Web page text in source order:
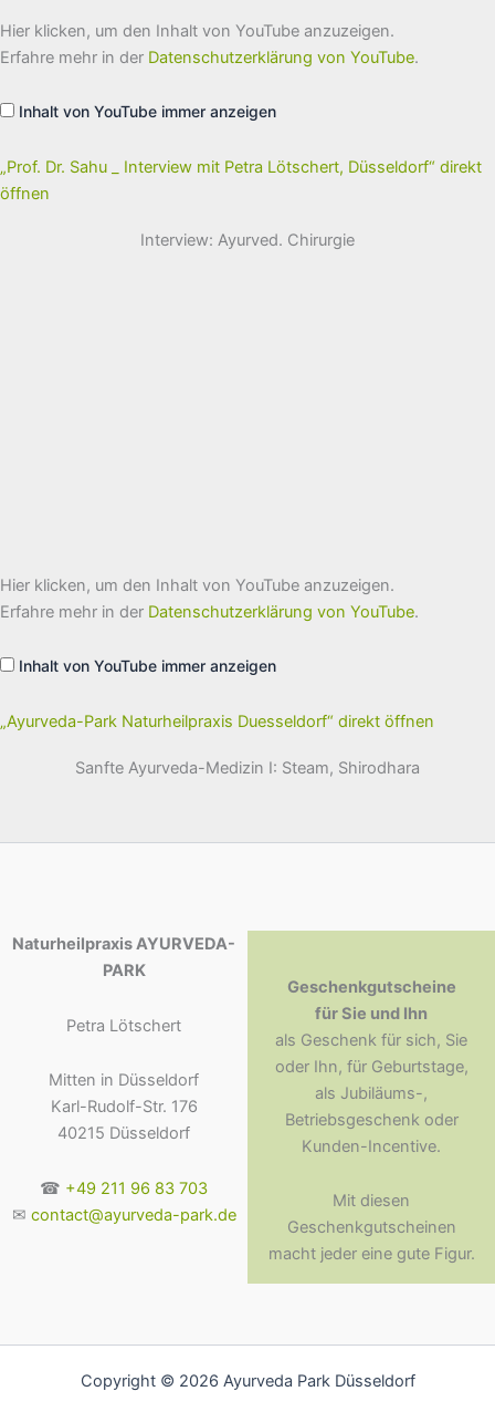
„Prof.
Dr.
Sahu
mit
Petra
von
YouTube
anzeigen
Hier klicken, um den Inhalt von YouTube anzuzeigen.
Erfahre mehr in der Datenschutzerklärung von YouTube.
Inhalt von YouTube immer anzeigen
„Prof. Dr. Sahu _ Interview mit Petra Lötschert, Düsseldorf“ direkt
öffnen
Interview: Ayurved. Chirurgie
„Ayurveda-
Park
Naturheilpraxis
YouTube
anzeigen
Hier klicken, um den Inhalt von YouTube anzuzeigen.
Erfahre mehr in der Datenschutzerklärung von YouTube.
Inhalt von YouTube immer anzeigen
„Ayurveda-Park Naturheilpraxis Duesseldorf“ direkt öffnen
Sanfte Ayurveda-Medizin I: Steam, Shirodhara
Naturheilpraxis AYURVEDA-
PARK
Petra Lötschert
Mitten in Düsseldorf
Karl-Rudolf-Str. 176
40215 Düsseldorf
☎ +49 211 96 83 703
✉ contact@ayurveda-park.de
Geschenkgutscheine
für Sie und Ihn
als Geschenk für sich, Sie
oder Ihn, für Geburtstage,
als Jubiläums-,
Betriebsgeschenk oder
Kunden-Incentive.
Mit diesen
Geschenkgutscheinen
macht jeder eine gute Figur.
Copyright © 2026 Ayurveda Park Düsseldorf